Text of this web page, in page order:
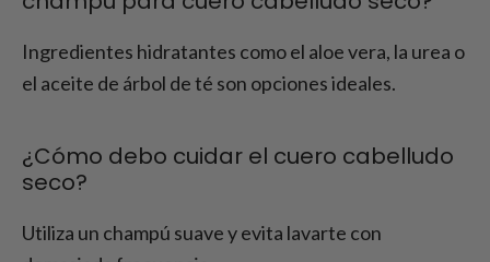
Ingredientes hidratantes como el aloe vera, la urea o
el aceite de árbol de té son opciones ideales.
¿Cómo debo cuidar el cuero cabelludo
seco?
Utiliza un champú suave y evita lavarte con